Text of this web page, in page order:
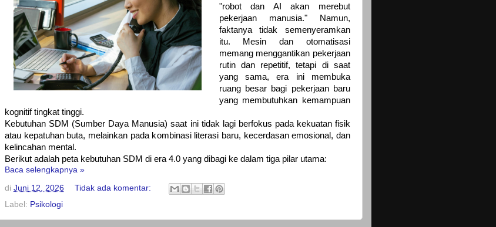
"robot dan AI akan merebut
pekerjaan manusia." Namun,
faktanya tidak semenyeramkan
itu. Mesin dan otomatisasi
memang menggantikan pekerjaan
rutin dan repetitif, tetapi di saat
yang sama, era ini membuka
ruang besar bagi pekerjaan baru
yang membutuhkan kemampuan
kognitif tingkat tinggi.
Kebutuhan SDM (Sumber Daya Manusia) saat ini tidak lagi berfokus pada kekuatan fisik
atau kepatuhan buta, melainkan pada kombinasi literasi baru, kecerdasan emosional, dan
kelincahan mental.
Berikut adalah peta kebutuhan SDM di era 4.0 yang dibagi ke dalam tiga pilar utama:
Baca selengkapnya »
di Juni 12, 2026
Tidak ada komentar:
Label: Psikologi